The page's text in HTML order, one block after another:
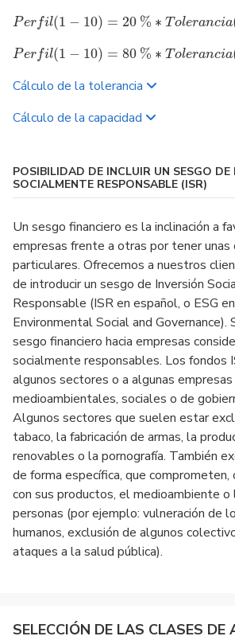
Perfil(1 − 10) = 20 % ∗ T olerancia
Perfl(1−10) =20%∗Tolera
Perfil(1 − 10) = 80 % ∗ T olerancia
Perfl(1−10) =80%∗Tolera
Cálculo de la tolerancia
Cálculo de la capacidad
POSIBILIDAD DE INCLUIR UN SESGO DE
SOCIALMENTE RESPONSABLE (ISR)
Un sesgo financiero es la inclinación a
empresas frente a otras por tener unas
particulares. Ofrecemos a nuestros
de introducir un sesgo de Inversión
Responsable (ISR en español, o ESG
Environmental Social and Governance).
sesgo financiero hacia empresas
socialmente responsables. Los fondos
algunos sectores o a algunas
medioambientales, sociales o de
Algunos sectores que suelen estar
tabaco, la fabricación de armas, la
renovables o la pornografía. También
de forma específica, que comprometen,
con sus productos, el medioambiente o
personas (por ejemplo: vulneración de
humanos, exclusión de algunos
ataques a la salud pública).
SELECCIÓN DE LAS CLASES DE